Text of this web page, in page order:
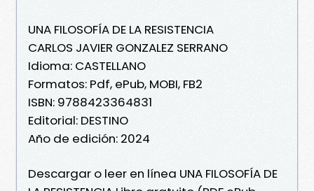
UNA FILOSOFÍA DE LA RESISTENCIA
CARLOS JAVIER GONZALEZ SERRANO
Idioma: CASTELLANO
Formatos: Pdf, ePub, MOBI, FB2
ISBN: 9788423364831
Editorial: DESTINO
Año de edición: 2024
Descargar o leer en línea UNA FILOSOFÍA DE